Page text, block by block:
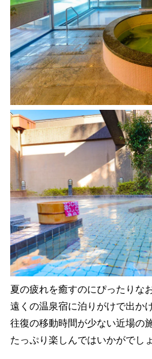
夏の疲れを癒すのにぴったりな
遠くの温泉宿に泊りがけで出か
往復の移動時間が少ない近場の
たっぷり楽しんではいかがでし